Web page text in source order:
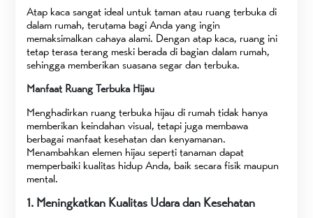
Atap kaca sangat ideal untuk taman atau ruang terbuka di
dalam rumah, terutama bagi Anda yang ingin
memaksimalkan cahaya alami. Dengan atap kaca, ruang ini
tetap terasa terang meski berada di bagian dalam rumah,
sehingga memberikan suasana segar dan terbuka.
Manfaat Ruang Terbuka Hijau
Menghadirkan ruang terbuka hijau di rumah tidak hanya
memberikan keindahan visual, tetapi juga membawa
berbagai manfaat kesehatan dan kenyamanan.
Menambahkan elemen hijau seperti tanaman dapat
memperbaiki kualitas hidup Anda, baik secara fisik maupun
mental.
1. Meningkatkan Kualitas Udara dan Kesehatan